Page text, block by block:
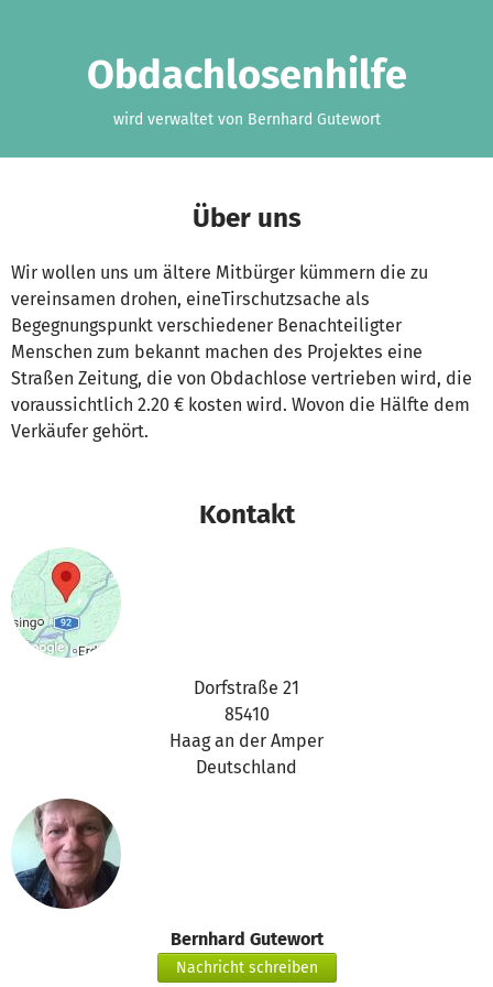
Obdachlosenhilfe
wird verwaltet von Bernhard Gutewort
Über uns
Wir wollen uns um ältere Mitbürger kümmern die zu
vereinsamen drohen, eineTirschutzsache als
Begegnungspunkt verschiedener Benachteiligter
Menschen zum bekannt machen des Projektes eine
Straßen Zeitung, die von Obdachlose vertrieben wird, die
voraussichtlich 2.20 € kosten wird. Wovon die Hälfte dem
Verkäufer gehört.
Kontakt
Dorfstraße 21
85410
Haag an der Amper
Deutschland
Bernhard Gutewort
Nachricht schreiben